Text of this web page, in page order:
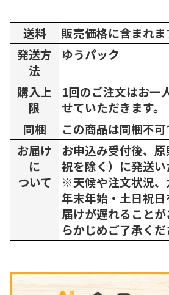
送料
販売価格に含まれま
発送方
法
ゆうパック
購入上
限
1回のご注文はお一
せていただきます。
同梱
この商品は同梱不可
お届け
に
ついて
お申込み受付後、
祝を除く）に発送い
※天候や注文状況、
年末年始・土日祝
届けが遅れること
らかじめご了承くだ